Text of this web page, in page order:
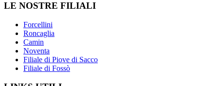
LE NOSTRE FILIALI
Forcellini
Roncaglia
Camin
Noventa
Filiale di Piove di Sacco
Filiale di Fossò